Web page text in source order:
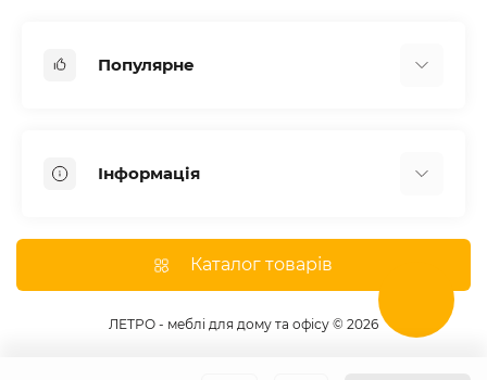
Популярне
Комоди для спальні
Меблі в дитячу
Інформація
Оплата
Каталог товарів
ЛЕТРО - меблі для дому та офісу © 2026